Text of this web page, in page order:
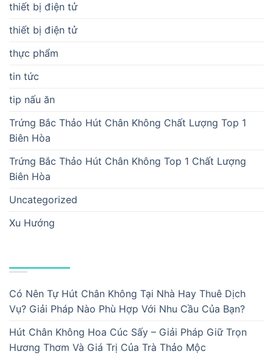
thiết bị điện tử
thiết bị điện tử
thực phẩm
tin tức
tip nấu ăn
Trứng Bắc Thảo Hút Chân Không Chất Lượng Top 1
Biên Hòa
Trứng Bắc Thảo Hút Chân Không Top 1 Chất Lượng
Biên Hòa
Uncategorized
Xu Hướng
Có Nên Tự Hút Chân Không Tại Nhà Hay Thuê Dịch
Vụ? Giải Pháp Nào Phù Hợp Với Nhu Cầu Của Bạn?
Hút Chân Không Hoa Cúc Sấy – Giải Pháp Giữ Trọn
Hương Thơm Và Giá Trị Của Trà Thảo Mộc